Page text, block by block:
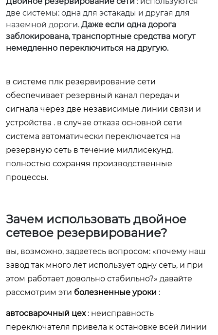
две системы: одна для эстакады и другая для
наземной дороги. Даже если одна дорога
заблокирована, транспортные средства могут
немедленно переключиться на другую.
в системе плк резервирование сети
обеспечивает резервный канал передачи
сигнала через две независимые линии связи и
устройства . в случае отказа основной сети
система автоматически переключается на
резервную сеть в течение миллисекунд,
полностью сохраняя производственные
процессы.
Зачем использовать двойное
сетевое резервирование?
вы, возможно, задаетесь вопросом: «почему наш
завод так много лет использует одну сеть, и при
этом работает довольно стабильно?» давайте
рассмотрим эти болезненные уроки :
автосварочный цех : неисправность
переключателя привела к остановке всей линии